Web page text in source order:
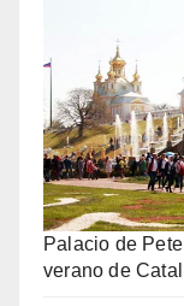
Palacio de
verano de